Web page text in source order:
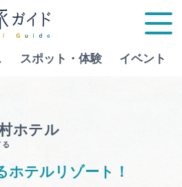
スポット・体験 イベント
ホテル
る
ホテルリゾート！